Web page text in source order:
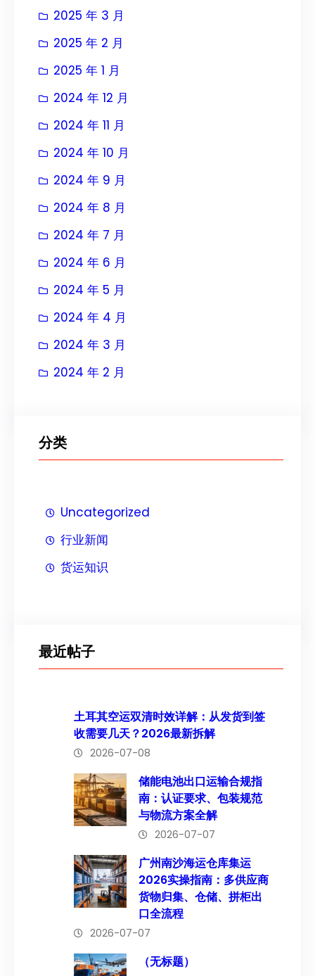
2025 年 3 月
2025 年 2 月
2025 年 1 月
2024 年 12 月
2024 年 11 月
2024 年 10 月
2024 年 9 月
2024 年 8 月
2024 年 7 月
2024 年 6 月
2024 年 5 月
2024 年 4 月
2024 年 3 月
2024 年 2 月
分类
Uncategorized
行业新闻
货运知识
最近帖子
土耳其空运双清时效详解：从发货到签
收需要几天？2026最新拆解
2026-07-08
储能电池出口运输合规指
南：认证要求、包装规范
与物流方案全解
2026-07-07
广州南沙海运仓库集运
2026实操指南：多供应商
货物归集、仓储、拼柜出
口全流程
2026-07-07
（无标题）